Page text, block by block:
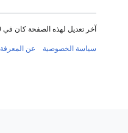
آخر تعديل لهذه الصفحة كان في 09:20, 13 مارس 2010.
سياسة الخصوصية عن المعرفة